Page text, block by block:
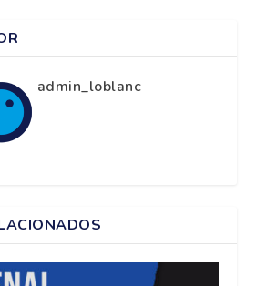
admin_loblanc